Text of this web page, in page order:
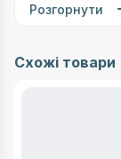
Розгорнути
Схожі товари